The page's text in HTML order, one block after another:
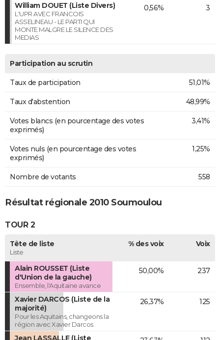
William DOUET (Liste Divers)
L'UPR AVEC FRANCOIS
ASSELINEAU - LE PARTI QUI
MONTE MALGRE LE SILENCE DES
MEDIAS
0,56% 3
Participation au scrutin
Taux de participation 51,01%
Taux d'abstention 48,99%
Votes blancs (en pourcentage des votes
exprimés)
3,41%
Votes nuls (en pourcentage des votes
exprimés)
1,25%
Nombre de votants 558
Résultat régionale 2010 Soumoulou
TOUR 2
Tête de liste
Liste
% des voix Voix
Alain ROUSSET (Liste
d'Union de la gauche)
Ensemble, l'Aquitaine avance
50,00% 237
Xavier DARCOS (Liste de la
majorité)
Pour les Aquitains, changeons la
région avec Xavier Darcos.
26,37% 125
Jean LASSALLE (Liste